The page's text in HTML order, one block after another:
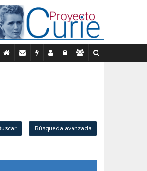
Búsqueda avanzada